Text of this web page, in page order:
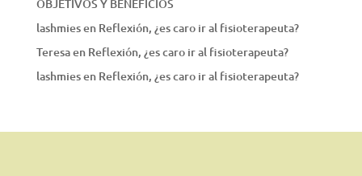
OBJETIVOS Y BENEFICIOS
lashmiesen Reflexión, ¿es caro ir al fisioterapeuta?
Teresaen Reflexión, ¿es caro ir al fisioterapeuta?
lashmiesen Reflexión, ¿es caro ir al fisioterapeuta?